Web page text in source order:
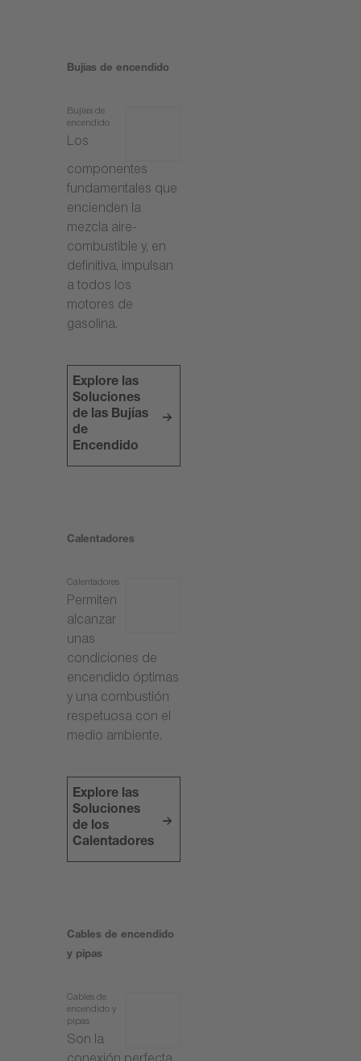
Bujías de encendido
Bujías de
encendido
Los
componentes
fundamentales que
encienden la
mezcla aire-
combustible y, en
definitiva, impulsan
a todos los
motores de
gasolina.
Explore las
Soluciones
de las Bujías
de
Encendido
Calentadores
Calentadores
Permiten
alcanzar
unas
condiciones de
encendido óptimas
y una combustión
respetuosa con el
medio ambiente.
Explore las
Soluciones
de los
Calentadores
Cables de encendido
y pipas
Cables de
encendido y
pipas
Son la